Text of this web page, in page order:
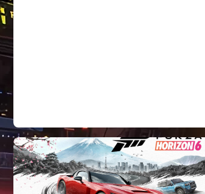
007 初露锋芒（007 First